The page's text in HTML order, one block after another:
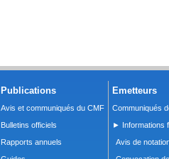
Publications
Avis et communiqués du CMF
Bulletins officiels
Rapports annuels
Emetteurs
Communiqués
► Informations
Avis de